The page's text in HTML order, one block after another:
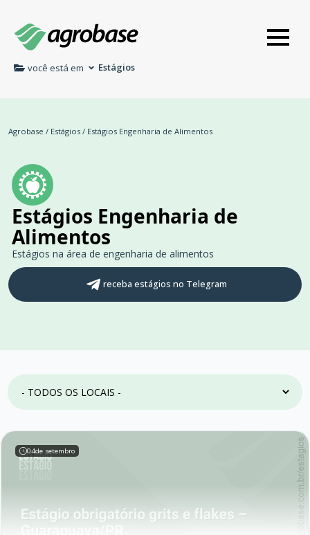
você está em Estágios
Agrobase / Estágios / Estágios Engenharia de Alimentos
Estágios Engenharia de
Alimentos
Estágios na área de engenharia de alimentos
receba estágios no Telegram
04de setembro